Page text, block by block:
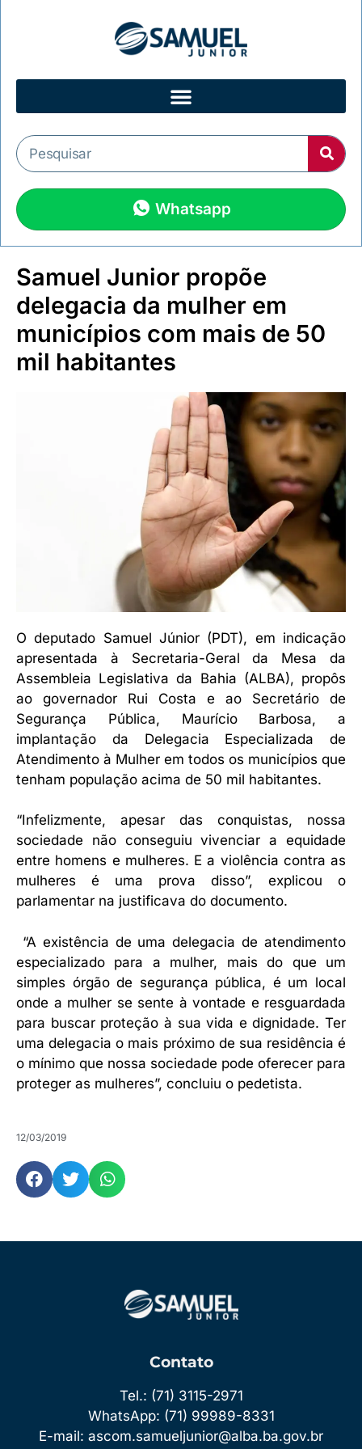
Whatsapp
Samuel Junior propõe
delegacia da mulher em
municípios com mais de 50
mil habitantes
O deputado Samuel Júnior (PDT), em indicação
apresentada à Secretaria-Geral da Mesa da
Assembleia Legislativa da Bahia (ALBA), propôs
ao governador Rui Costa e ao Secretário de
Segurança Pública, Maurício Barbosa, a
implantação da Delegacia Especializada de
Atendimento à Mulher em todos os municípios que
tenham população acima de 50 mil habitantes.
“Infelizmente, apesar das conquistas, nossa
sociedade não conseguiu vivenciar a equidade
entre homens e mulheres. E a violência contra as
mulheres é uma prova disso”, explicou o
parlamentar na justificava do documento.
“A existência de uma delegacia de atendimento
especializado para a mulher, mais do que um
simples órgão de segurança pública, é um local
onde a mulher se sente à vontade e resguardada
para buscar proteção à sua vida e dignidade. Ter
uma delegacia o mais próximo de sua residência é
o mínimo que nossa sociedade pode oferecer para
proteger as mulheres”, concluiu o pedetista.
12/03/2019
Contato
Tel.: (71) 3115-2971
WhatsApp: (71) 99989-8331
E-mail: ascom.samueljunior@alba.ba.gov.br